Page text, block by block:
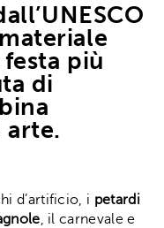
festa più
di
arte.
d’artificio, i petardi
, il carnevale e